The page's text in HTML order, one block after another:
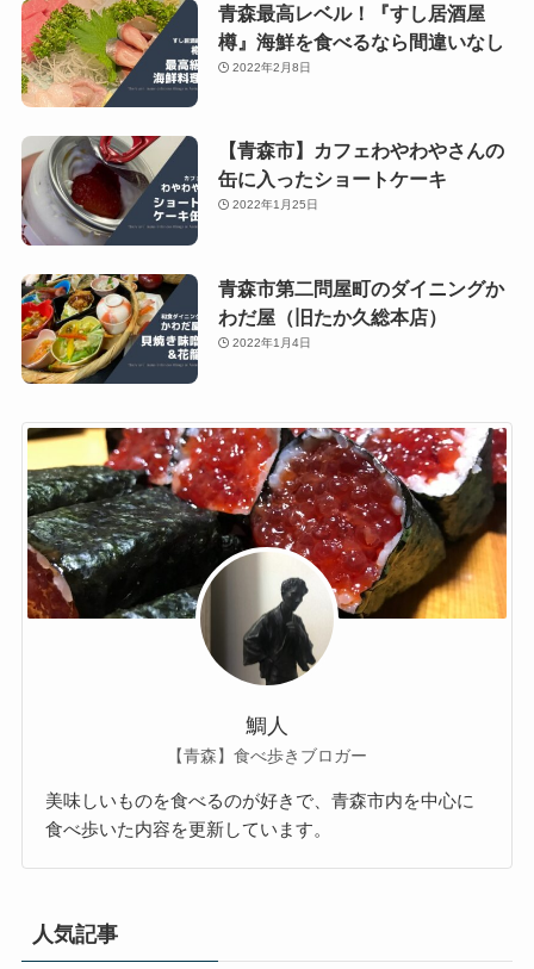
青森最高レベル！『すし居酒屋
樽』海鮮を食べるなら間違いなし
2022年2月8日
【青森市】カフェわやわやさんの
缶に入ったショートケーキ
2022年1月25日
青森市第二問屋町のダイニングか
わだ屋（旧たか久総本店）
2022年1月4日
鯛人
【青森】食べ歩きブロガー
美味しいものを食べるのが好きで、青森市内を中心に
食べ歩いた内容を更新しています。
人気記事